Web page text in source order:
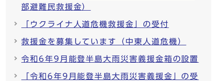
部避難民救援金）
「ウクライナ人道危機救援金」の受付
救援金を募集しています（中東人道危機）
令和6年9月能登半島大雨災害義援金箱の設置
「令和6年9月能登半島大雨災害義援金」の受